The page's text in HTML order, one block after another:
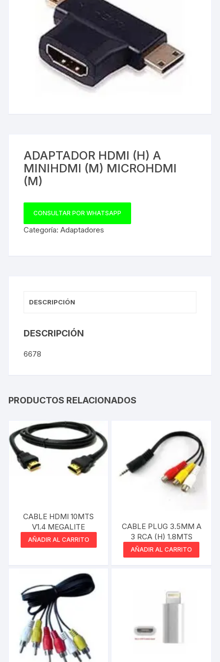
ADAPTADOR HDMI (H) A
MINIHDMI (M) MICROHDMI
(M)
CONSULTAR POR WHATSAPP
Categoría:Adaptadores
DESCRIPCIÓN
DESCRIPCIÓN
6678
PRODUCTOS RELACIONADOS
CABLE HDMI 10MTS
V1.4 MEGALITE
AÑADIR AL CARRITO
CABLE PLUG 3.5MM A
3 RCA (H) 1.8MTS
AÑADIR AL CARRITO